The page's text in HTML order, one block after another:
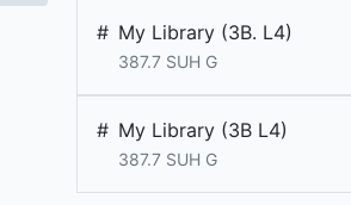
# My Library (3B. L4)
387.7 SUH G
# My Library (3B L4)
387.7 SUH G